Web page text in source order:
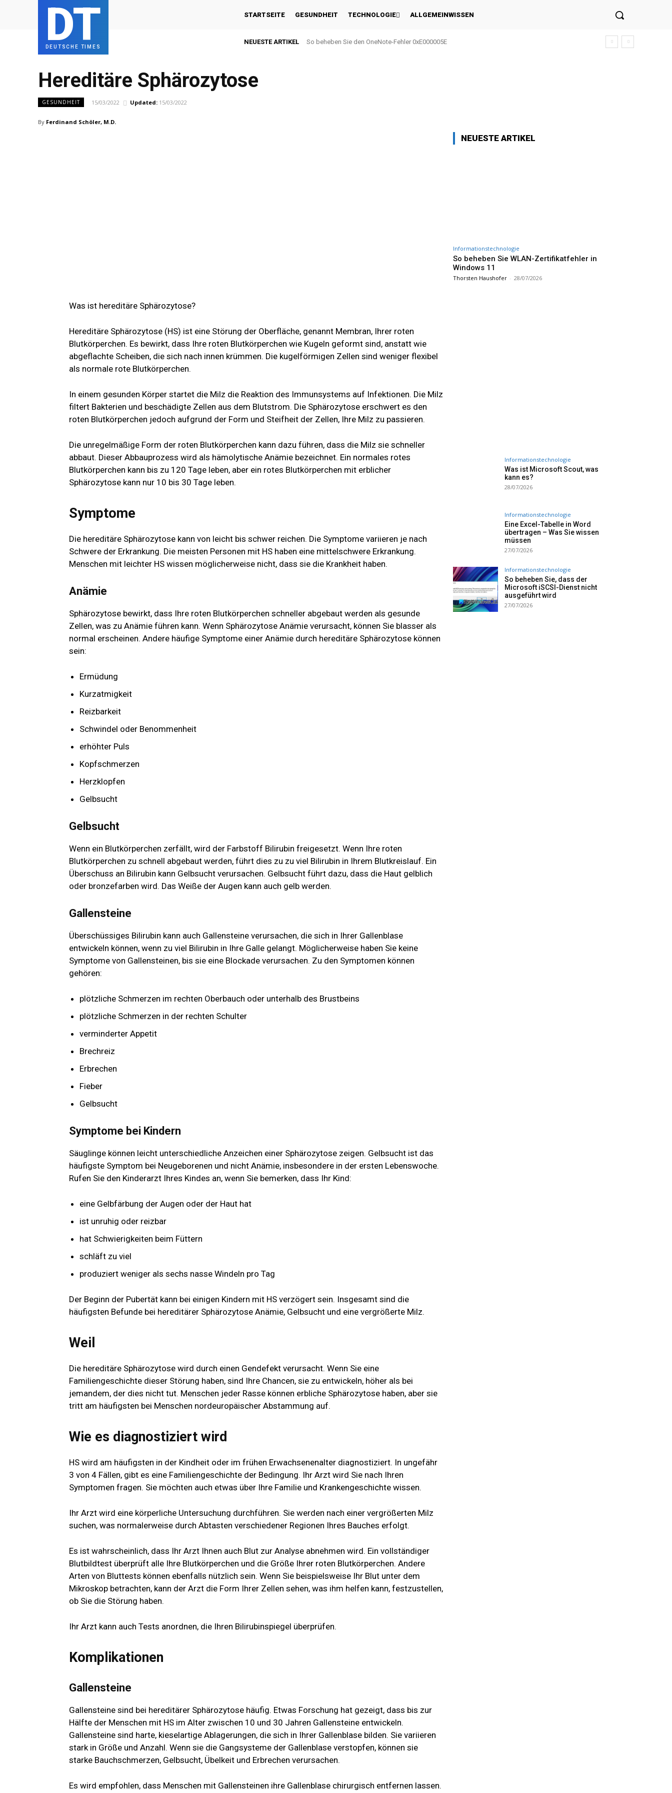
DT
DEUTSCHE TIMES
STARTSEITE GESUNDHEIT TECHNOLOGIE ALLGEMEINWISSEN
NEUESTE ARTIKEL So beheben Sie den OneNote-Fehler 0xE000005E
Hereditäre Sphärozytose
GESUNDHEIT 15/03/2022 Updated: 15/03/2022
By Ferdinand Schöler, M.D.
Was ist hereditäre Sphärozytose?
Hereditäre Sphärozytose (HS) ist eine Störung der Oberfläche, genannt Membran, Ihrer roten
Blutkörperchen. Es bewirkt, dass Ihre roten Blutkörperchen wie Kugeln geformt sind, anstatt wie
abgeflachte Scheiben, die sich nach innen krümmen. Die kugelförmigen Zellen sind weniger flexibel
als normale rote Blutkörperchen.
In einem gesunden Körper startet die Milz die Reaktion des Immunsystems auf Infektionen. Die Milz
filtert Bakterien und beschädigte Zellen aus dem Blutstrom. Die Sphärozytose erschwert es den
roten Blutkörperchen jedoch aufgrund der Form und Steifheit der Zellen, Ihre Milz zu passieren.
Die unregelmäßige Form der roten Blutkörperchen kann dazu führen, dass die Milz sie schneller
abbaut. Dieser Abbauprozess wird als hämolytische Anämie bezeichnet. Ein normales rotes
Blutkörperchen kann bis zu 120 Tage leben, aber ein rotes Blutkörperchen mit erblicher
Sphärozytose kann nur 10 bis 30 Tage leben.
Symptome
Die hereditäre Sphärozytose kann von leicht bis schwer reichen. Die Symptome variieren je nach
Schwere der Erkrankung. Die meisten Personen mit HS haben eine mittelschwere Erkrankung.
Menschen mit leichter HS wissen möglicherweise nicht, dass sie die Krankheit haben.
Anämie
Sphärozytose bewirkt, dass Ihre roten Blutkörperchen schneller abgebaut werden als gesunde
Zellen, was zu Anämie führen kann. Wenn Sphärozytose Anämie verursacht, können Sie blasser als
normal erscheinen. Andere häufige Symptome einer Anämie durch hereditäre Sphärozytose können
sein:
Ermüdung
Kurzatmigkeit
Reizbarkeit
Schwindel oder Benommenheit
erhöhter Puls
Kopfschmerzen
Herzklopfen
Gelbsucht
Gelbsucht
Wenn ein Blutkörperchen zerfällt, wird der Farbstoff Bilirubin freigesetzt. Wenn Ihre roten
Blutkörperchen zu schnell abgebaut werden, führt dies zu zu viel Bilirubin in Ihrem Blutkreislauf. Ein
Überschuss an Bilirubin kann Gelbsucht verursachen. Gelbsucht führt dazu, dass die Haut gelblich
oder bronzefarben wird. Das Weiße der Augen kann auch gelb werden.
Gallensteine
Überschüssiges Bilirubin kann auch Gallensteine ​​verursachen, die sich in Ihrer Gallenblase
entwickeln können, wenn zu viel Bilirubin in Ihre Galle gelangt. Möglicherweise haben Sie keine
Symptome von Gallensteinen, bis sie eine Blockade verursachen. Zu den Symptomen können
gehören:
plötzliche Schmerzen im rechten Oberbauch oder unterhalb des Brustbeins
plötzliche Schmerzen in der rechten Schulter
verminderter Appetit
Brechreiz
Erbrechen
Fieber
Gelbsucht
Symptome bei Kindern
Säuglinge können leicht unterschiedliche Anzeichen einer Sphärozytose zeigen. Gelbsucht ist das
häufigste Symptom bei Neugeborenen und nicht Anämie, insbesondere in der ersten Lebenswoche.
Rufen Sie den Kinderarzt Ihres Kindes an, wenn Sie bemerken, dass Ihr Kind:
eine Gelbfärbung der Augen oder der Haut hat
ist unruhig oder reizbar
hat Schwierigkeiten beim Füttern
schläft zu viel
produziert weniger als sechs nasse Windeln pro Tag
Der Beginn der Pubertät kann bei einigen Kindern mit HS verzögert sein. Insgesamt sind die
häufigsten Befunde bei hereditärer Sphärozytose Anämie, Gelbsucht und eine vergrößerte Milz.
Weil
Die hereditäre Sphärozytose wird durch einen Gendefekt verursacht. Wenn Sie eine
Familiengeschichte dieser Störung haben, sind Ihre Chancen, sie zu entwickeln, höher als bei
jemandem, der dies nicht tut. Menschen jeder Rasse können erbliche Sphärozytose haben, aber sie
tritt am häufigsten bei Menschen nordeuropäischer Abstammung auf.
Wie es diagnostiziert wird
HS wird am häufigsten in der Kindheit oder im frühen Erwachsenenalter diagnostiziert. In ungefähr
3 von 4 Fällen, gibt es eine Familiengeschichte der Bedingung. Ihr Arzt wird Sie nach Ihren
Symptomen fragen. Sie möchten auch etwas über Ihre Familie und Krankengeschichte wissen.
Ihr Arzt wird eine körperliche Untersuchung durchführen. Sie werden nach einer vergrößerten Milz
suchen, was normalerweise durch Abtasten verschiedener Regionen Ihres Bauches erfolgt.
Es ist wahrscheinlich, dass Ihr Arzt Ihnen auch Blut zur Analyse abnehmen wird. Ein vollständiger
Blutbildtest überprüft alle Ihre Blutkörperchen und die Größe Ihrer roten Blutkörperchen. Andere
Arten von Bluttests können ebenfalls nützlich sein. Wenn Sie beispielsweise Ihr Blut unter dem
Mikroskop betrachten, kann der Arzt die Form Ihrer Zellen sehen, was ihm helfen kann, festzustellen,
ob Sie die Störung haben.
Ihr Arzt kann auch Tests anordnen, die Ihren Bilirubinspiegel überprüfen.
Komplikationen
Gallensteine
Gallensteine ​​sind bei hereditärer Sphärozytose häufig. Etwas Forschung hat gezeigt, dass bis zur
Hälfte der Menschen mit HS im Alter zwischen 10 und 30 Jahren Gallensteine ​​entwickeln.
Gallensteine ​​sind harte, kieselartige Ablagerungen, die sich in Ihrer Gallenblase bilden. Sie variieren
stark in Größe und Anzahl. Wenn sie die Gangsysteme der Gallenblase verstopfen, können sie
starke Bauchschmerzen, Gelbsucht, Übelkeit und Erbrechen verursachen.
Es wird empfohlen, dass Menschen mit Gallensteinen ihre Gallenblase chirurgisch entfernen lassen.
NEUESTE ARTIKEL
Informationstechnologie
So beheben Sie WLAN-Zertifikatfehler in
Windows 11
Thorsten Haushofer - 28/07/2026
Informationstechnologie
Was ist Microsoft Scout, was
kann es?
28/07/2026
Informationstechnologie
Eine Excel-Tabelle in Word
übertragen – Was Sie wissen
müssen
27/07/2026
Informationstechnologie
So beheben Sie, dass der
Microsoft iSCSI-Dienst nicht
ausgeführt wird
27/07/2026